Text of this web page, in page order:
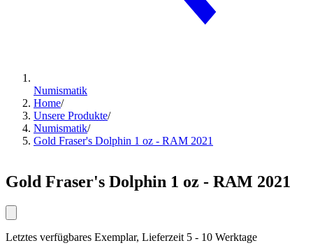
Numismatik
Home/
Unsere Produkte/
Numismatik/
Gold Fraser's Dolphin 1 oz - RAM 2021
Gold Fraser's Dolphin 1 oz - RAM 2021
Letztes verfügbares Exemplar, Lieferzeit 5 - 10 Werktage